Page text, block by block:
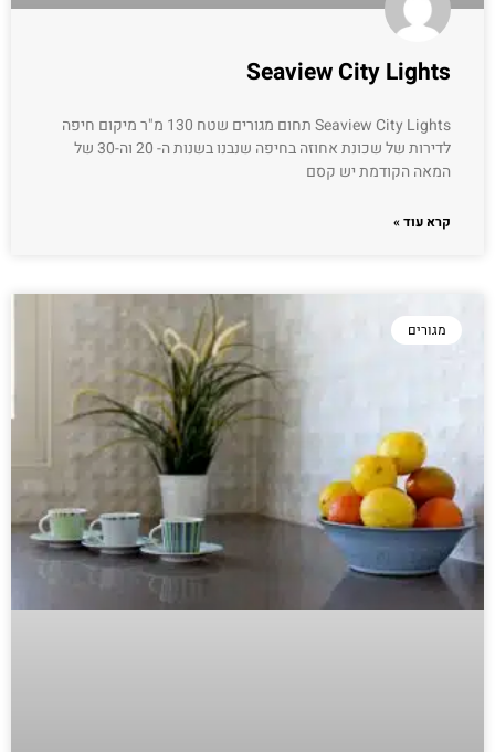
Seaview City Lights
Seaview City Lights תחום מגורים שטח 130 מ"ר מיקום חיפה
לדירות של שכונת אחוזה בחיפה שנבנו בשנות ה- 20 וה-30 של
המאה הקודמת יש קסם
קרא עוד »
מגורים